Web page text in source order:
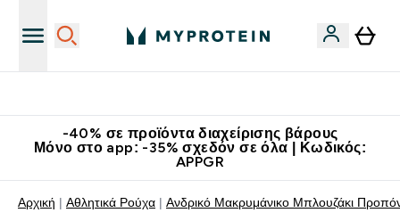
-40% σε προϊόντα διαχείρισης βάρους
Μόνο στο app: -35% σχεδόν σε όλα | Κωδικός:
APPGR
Αρχική Αθλητικά Ρούχα Ανδρικό Μακρυμάνικο Μπλουζάκι